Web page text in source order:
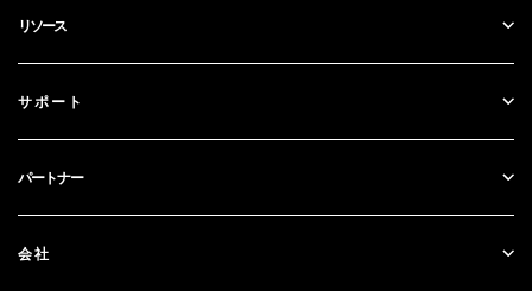
多要素認証
金融サービス
リソース
ブログ
ドキュメンテーション
サポート
カスタマー・サポート
パートナー
会社